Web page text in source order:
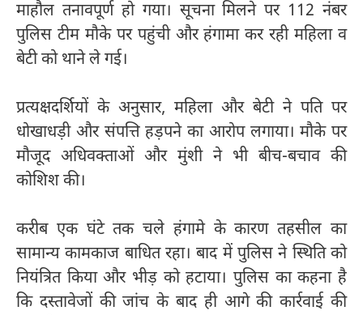
माहौल तनावपूर्ण हो गया। सूचना मिलने पर 112 नंबर
पुलिस टीम मौके पर पहुंची और हंगामा कर रही महिला व
बेटी को थाने ले गई।
प्रत्यक्षदर्शियों के अनुसार, महिला और बेटी ने पति पर
धोखाधड़ी और संपत्ति हड़पने का आरोप लगाया। मौके पर
मौजूद अधिवक्ताओं और मुंशी ने भी बीच-बचाव की
कोशिश की।
करीब एक घंटे तक चले हंगामे के कारण तहसील का
सामान्य कामकाज बाधित रहा। बाद में पुलिस ने स्थिति को
नियंत्रित किया और भीड़ को हटाया। पुलिस का कहना है
कि दस्तावेजों की जांच के बाद ही आगे की कार्रवाई की